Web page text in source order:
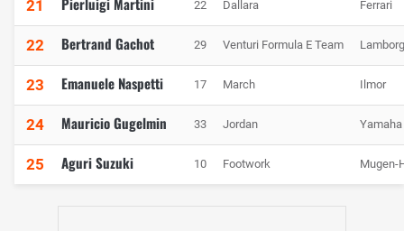
21 22 Dallara Ferrari
22 Bertrand Gachot 29 Venturi Formula E Team
23 Emanuele Naspetti 17 March Ilmor
24 Mauricio Gugelmin 33 Jordan Yamaha
25 Aguri Suzuki 10 Footwork Mugen-